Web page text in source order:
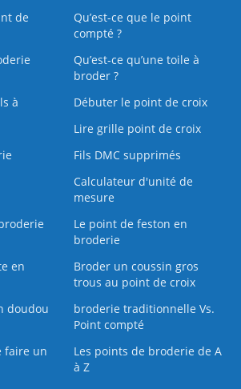
de
Qu’est-ce que le point
compté ?
Qu’est‑ce qu’une toile à
broder ?
à
Débuter le point de croix
Lire grille point de croix
Fils DMC supprimés
Calculateur d'unité de
mesure
Le point de feston en
broderie
en
Broder un coussin gros
trous au point de croix
doudou
broderie traditionnelle Vs.
Point compté
faire un
Les points de broderie de A
à Z